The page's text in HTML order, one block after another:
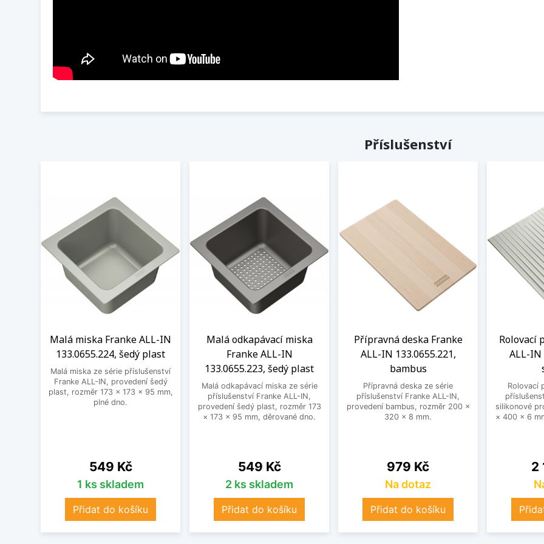
Příslušenství
Malá miska Franke ALL-IN
133.0655.224, šedý plast
Malá miska ze série příslušenství
Franke ALL-IN, provedení šedý
plast, rozměr 173 × 173 × 95 mm,
plné dno.
Cena
549 Kč
1 ks skladem
Přidat do košíku
Malá odkapávací miska
Franke ALL-IN
133.0655.223, šedý plast
Malá odkapávací miska ze série
příslušenství Franke ALL-IN,
provedení šedý plast, rozměr 173
× 173 × 95 mm, děrované dno.
Cena
549 Kč
2 ks skladem
Přidat do košíku
Přípravná deska Franke
ALL-IN 133.0655.221,
bambus
Přípravná deska ze série
příslušenství Franke ALL-IN,
provedení bambus, rozměr 200 ×
320 × 8 mm.
Cena
979 Kč
Na dotaz
Přidat do košíku
Rolovací
ALL-IN
Rolovací
silikonové
× 400 × 6
2